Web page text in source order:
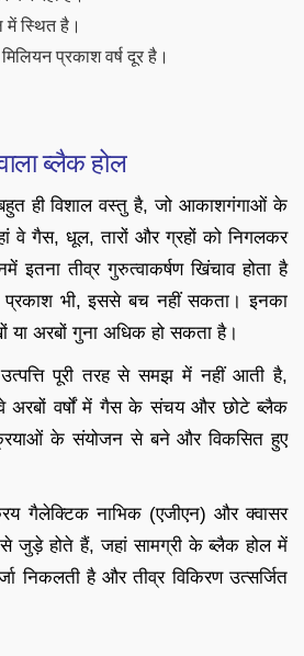
में स्थित है।
प्रकाश वर्ष दूर है।
ब्लैक होल
ही विशाल वस्तु है, जो आकाशगंगाओं के
वे गैस, धूल, तारों और ग्रहों को निगलकर
तीव्र गुरुत्वाकर्षण खिंचाव होता है
भी, इससे बच नहीं सकता। इनका
या अरबों गुना अधिक हो सकता है।
पूरी तरह से समझ में नहीं आती है,
अरबों वर्षों में गैस के संचय और छोटे ब्लैक
के संयोजन से बने और विकसित हुए
गैलेक्टिक नाभिक (एजीएन) और क्वासर
जुड़े होते हैं, जहां सामग्री के ब्लैक होल में
निकलती है और तीव्र विकिरण उत्सर्जित